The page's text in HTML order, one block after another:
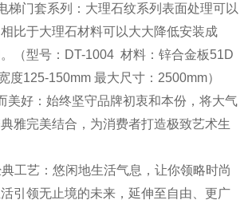
梯门套系列：大理石纹系列表面处理可以
比于大理石材料可以大大降低安装成
（型号：DT-1004 材料：锌合金板51D
度125-150mm 最大尺寸：2500mm）
美好：始终坚守品牌初衷和本份，将大气
雅完美结合，为消费者打造极致艺术生
工艺：悠闲地生活气息，让你领略时尚
引领无止境的未来，延伸至自由、更广